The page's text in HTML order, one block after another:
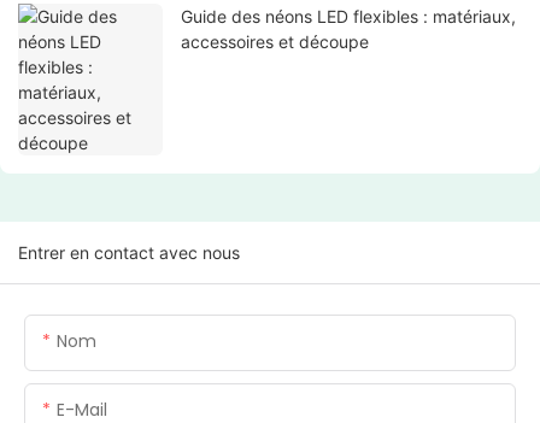
Guide des néons LED flexibles : matériaux,
accessoires et découpe
Entrer en contact avec nous
Nom
E-Mail